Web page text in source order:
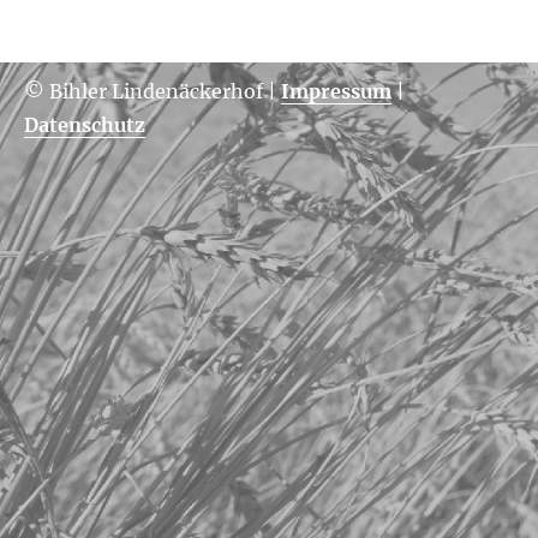
© Bihler Lindenäckerhof|Impressum|
Datenschutz